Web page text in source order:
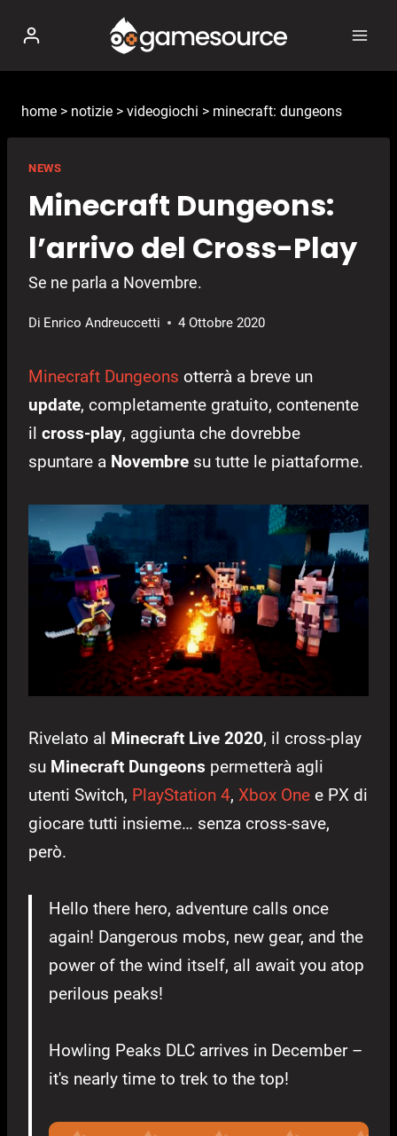
contenuto
home > notizie > videogiochi > minecraft: dungeons
NEWS
Minecraft Dungeons:
l’arrivo del Cross-Play
Se ne parla a Novembre.
Di Enrico Andreuccetti 4 Ottobre 2020
Minecraft Dungeons otterrà a breve un
update, completamente gratuito, contenente
il cross-play, aggiunta che dovrebbe
spuntare a Novembre su tutte le piattaforme.
Rivelato al Minecraft Live 2020, il cross-play
su Minecraft Dungeons permetterà agli
utenti Switch, PlayStation 4, Xbox One e PX di
giocare tutti insieme… senza cross-save,
però.
Hello there hero, adventure calls once
again! Dangerous mobs, new gear, and the
power of the wind itself, all await you atop
perilous peaks!
Howling Peaks DLC arrives in December –
it's nearly time to trek to the top!